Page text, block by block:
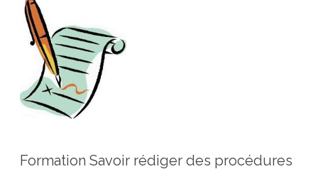
Formation Savoir rédiger des procédures